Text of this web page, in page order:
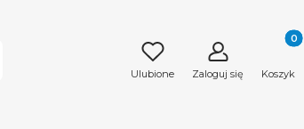
Ulubione Zaloguj się Koszyk